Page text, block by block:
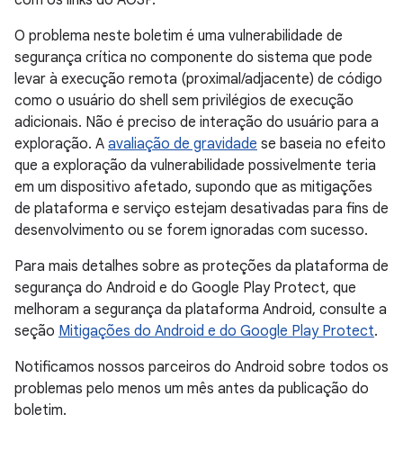
O problema neste boletim é uma vulnerabilidade de
segurança crítica no componente do sistema que pode
levar à execução remota (proximal/adjacente) de código
como o usuário do shell sem privilégios de execução
adicionais. Não é preciso de interação do usuário para a
exploração. A avaliação de gravidade se baseia no efeito
que a exploração da vulnerabilidade possivelmente teria
em um dispositivo afetado, supondo que as mitigações
de plataforma e serviço estejam desativadas para fins de
desenvolvimento ou se forem ignoradas com sucesso.
Para mais detalhes sobre as proteções da plataforma de
segurança do Android e do Google Play Protect, que
melhoram a segurança da plataforma Android, consulte a
seção Mitigações do Android e do Google Play Protect.
Notificamos nossos parceiros do Android sobre todos os
problemas pelo menos um mês antes da publicação do
boletim.